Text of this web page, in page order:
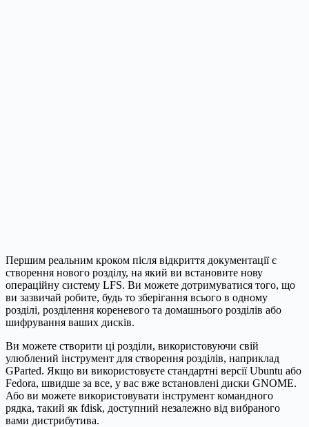
Першим реальним кроком після відкриття документації є
створення нового розділу, на який ви встановите нову
операційну систему LFS. Ви можете дотримуватися того, що
ви зазвичай робите, будь то зберігання всього в одному
розділі, розділення кореневого та домашнього розділів або
шифрування ваших дисків.
Ви можете створити ці розділи, використовуючи свій
улюблений інструмент для створення розділів, наприклад
GParted. Якщо ви використовуєте стандартні версії Ubuntu або
Fedora, швидше за все, у вас вже встановлені диски GNOME.
Або ви можете використовувати інструмент командного
рядка, такий як fdisk, доступний незалежно від вибраного
вами дистрибутива.